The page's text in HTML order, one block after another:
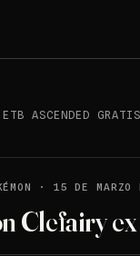
ASCENDED GRATIS
· 15 DE MARZO
Clefairy